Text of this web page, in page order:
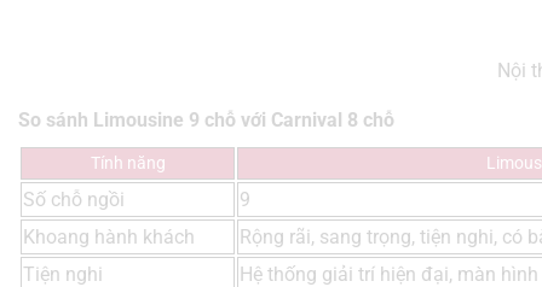
Nội
So sánh Limousine 9 chỗ với Carnival 8 chỗ
Tính năng
Số chỗ ngồi
9
Khoang hành khách
Rộng rãi, sang trọng, tiện nghi, có
Tiện nghi
Hệ thống giải trí hiện đại, màn